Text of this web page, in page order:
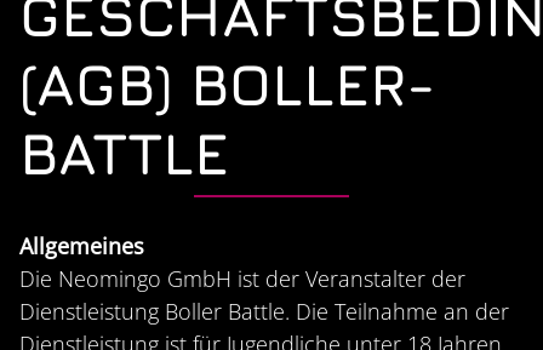
(AGB) BOLLER-
BATTLE
Allgemeines
Die Neomingo GmbH ist der Veranstalter der
Dienstleistung Boller Battle. Die Teilnahme an der
Dienstleistung ist für Jugendliche unter 18 Jahren